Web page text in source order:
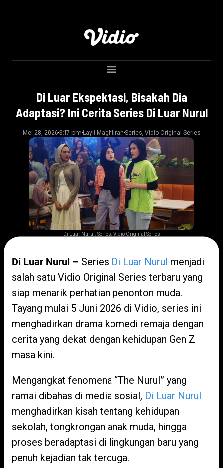
Di Luar Ekspektasi, Bisakah Dia
Adaptasi? Ini Cerita Series Di Luar Nurul
Mei 28, 20263:17 pmLayli MaghfirahSeries, Vidio Original Series
Di Luar Nurul , Series, Vidio Original Series
Di Luar Nurul – Series Di Luar Nurul menjadi
salah satu Vidio Original Series terbaru yang
siap menarik perhatian penonton muda.
Tayang mulai 5 Juni 2026 di Vidio, series ini
menghadirkan drama komedi remaja dengan
cerita yang dekat dengan kehidupan Gen Z
masa kini.
Mengangkat fenomena “The Nurul” yang
ramai dibahas di media sosial, Di Luar Nurul
menghadirkan kisah tentang kehidupan
sekolah, tongkrongan anak muda, hingga
proses beradaptasi di lingkungan baru yang
penuh kejadian tak terduga.